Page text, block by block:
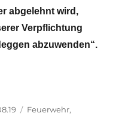
abgelehnt wird,
Verpflichtung
abzuwenden“.
Schlagwörter
Feuerwehr,